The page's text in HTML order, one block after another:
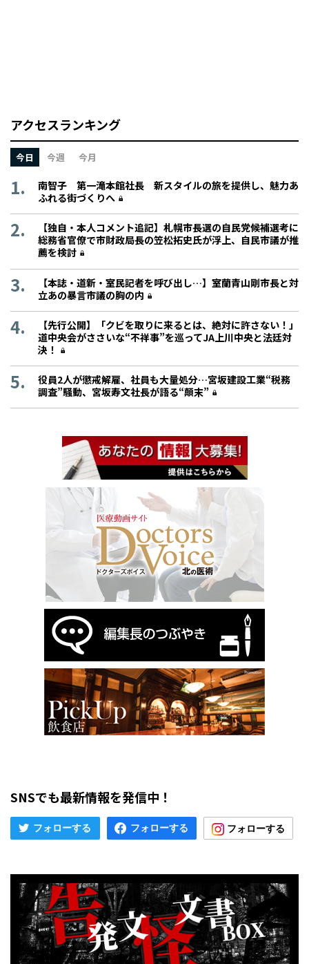
アクセスランキング
今日 今週 今月
南智子 第一滝本館社長 新スタイルの旅を提供し、魅力あ
ふれる街づくりへ
【独自・本人コメント追記】札幌市長選の自民党候補選考に
総務省官僚で市財政局長の笠松拓史氏が浮上、自民市議が推
薦を検討
【本誌・道新・室民記者を呼び出し…】室蘭青山剛市長と対
立あの暴言市議の胸の内
【先行公開】「クビを取りに来るとは、絶対に許さない！」
道中央会がささいな“不祥事”を巡ってJA上川中央と法廷対
決！
役員2人が懲戒解雇、社員も大量処分…宮坂建設工業“税務
調査”騒動、宮坂寿文社長が語る“顛末”
SNSでも最新情報を発信中！